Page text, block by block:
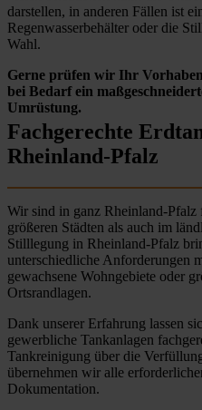
darstellen, in anderen Fällen ist
Regenwasserbehälter oder die
Wahl.
Gerne prüfen wir Ihr
bei Bedarf ein
Umrüstung.
Fachgerechte
Rheinland-Pfalz
Wir sind in ganz Rheinland-
größeren Städten als auch im
Stilllegung in Rheinland-Pfalz
unterschiedliche Anforderungen
gewachsene Wohngebiete oder
Ortsrandlagen.
Dank unserer Erfahrung lassen
gewerbliche Tankanlagen
Tankreinigung über die
übernehmen wir alle
Dokumentation.